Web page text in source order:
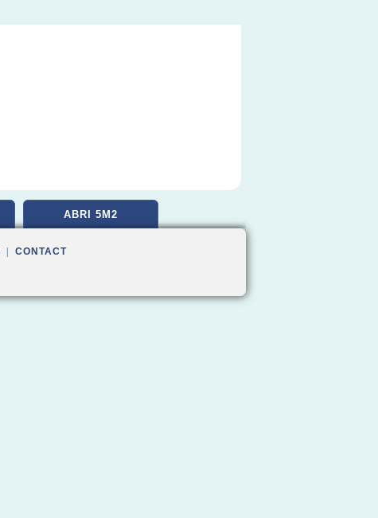
ABRI 5M2
CONTACT